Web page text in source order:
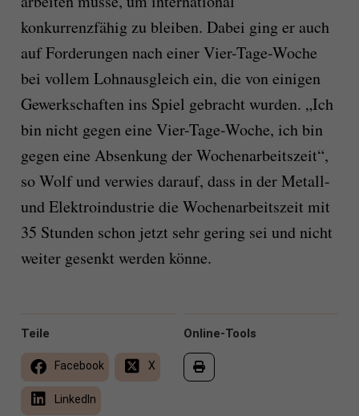
konkurrenzfähig zu bleiben. Dabei ging er auch
auf Forderungen nach einer Vier-Tage-Woche
bei vollem Lohnausgleich ein, die von einigen
Gewerkschaften ins Spiel gebracht wurden. „Ich
bin nicht gegen eine Vier-Tage-Woche, ich bin
gegen eine Absenkung der Wochenarbeitszeit“,
so Wolf und verwies darauf, dass in der Metall-
und Elektroindustrie die Wochenarbeitszeit mit
35 Stunden schon jetzt sehr gering sei und nicht
weiter gesenkt werden könne.
Online-Tools
Teile
Facebook X
LinkedIn